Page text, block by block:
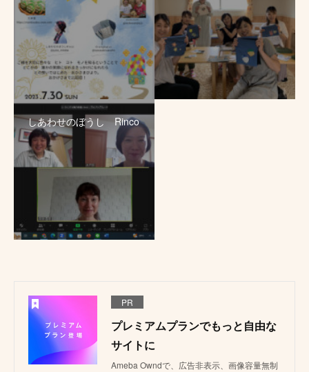
しあわせのぼうし Rinco
PR
プレミアムプランでもっと自由な
サイトに
Ameba Owndで、広告非表示、画像容量無制